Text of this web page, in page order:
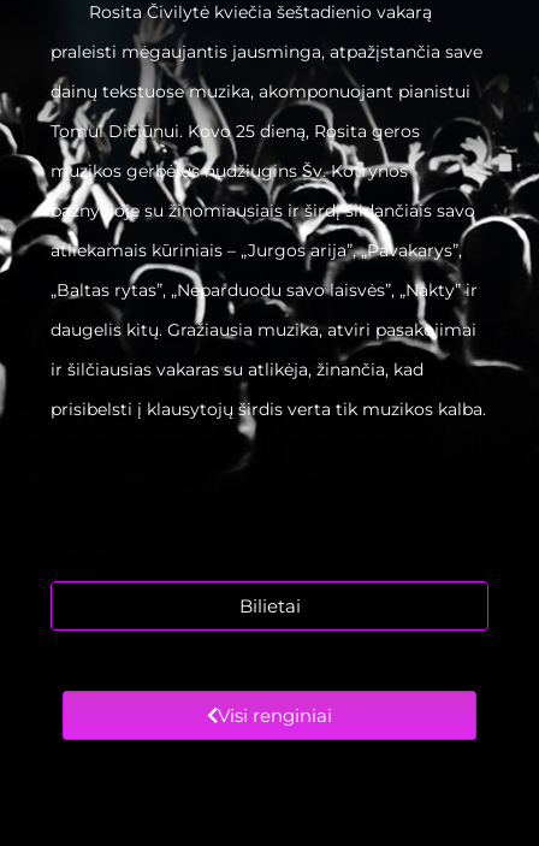
Rosita Čivilytė kviečia šeštadienio vakarą
praleisti mėgaujantis jausminga, atpažįstančia save
dainų tekstuose muzika, akomponuojant pianistui
Tomui Dičiūnui. Kovo 25 dieną, Rosita geros
muzikos gerbėjus nudžiugins Šv. Kotrynos
bažnyčioje su žinomiausiais ir širdį šildančiais savo
atliekamais kūriniais – „Jurgos arija”, „Pavakarys”,
„Baltas rytas”, „Neparduodu savo laisvės”, „Nakty” ir
daugelis kitų. Gražiausia muzika, atviri pasakojimai
ir šilčiausias vakaras su atlikėja, žinančia, kad
prisibelsti į klausytojų širdis verta tik muzikos kalba.
Bilietai
Visi renginiai